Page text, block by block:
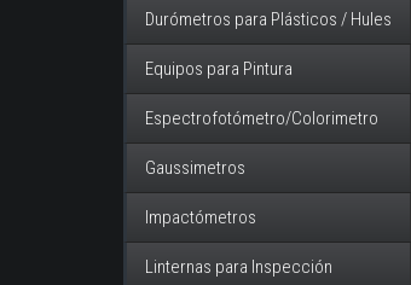
Durómetros para Plásticos / Hules
Equipos para Pintura
Espectrofotómetro/Colorimetro
Gaussimetros
Impactómetros
Linternas para Inspección